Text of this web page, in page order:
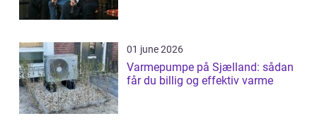
01 june 2026
Varmepumpe på Sjælland: sådan
får du billig og effektiv varme